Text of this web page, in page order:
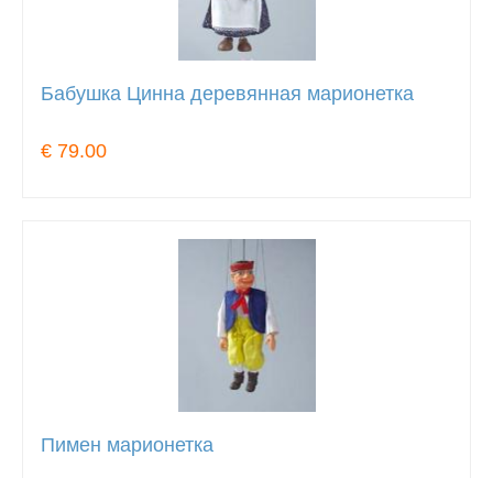
Бабушка Цинна деревянная марионетка
€ 79.00
Пимен марионетка